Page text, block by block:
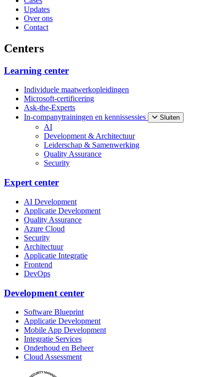
Updates
Over ons
Contact
Centers
Learning center
Individuele maatwerkopleidingen
Microsoft-certificering
Ask-the-Experts
In-companytrainingen en kennissessies
Sluiten
AI
Development & Architectuur
Leiderschap & Samenwerking
Quality Assurance
Security
Expert center
AI Development
Applicatie Development
Quality Assurance
Azure Cloud
Security
Architectuur
Applicatie Integratie
Frontend
DevOps
Development center
Software Blueprint
Applicatie Development
Mobile App Development
Integratie Services
Onderhoud en Beheer
Cloud Assessment